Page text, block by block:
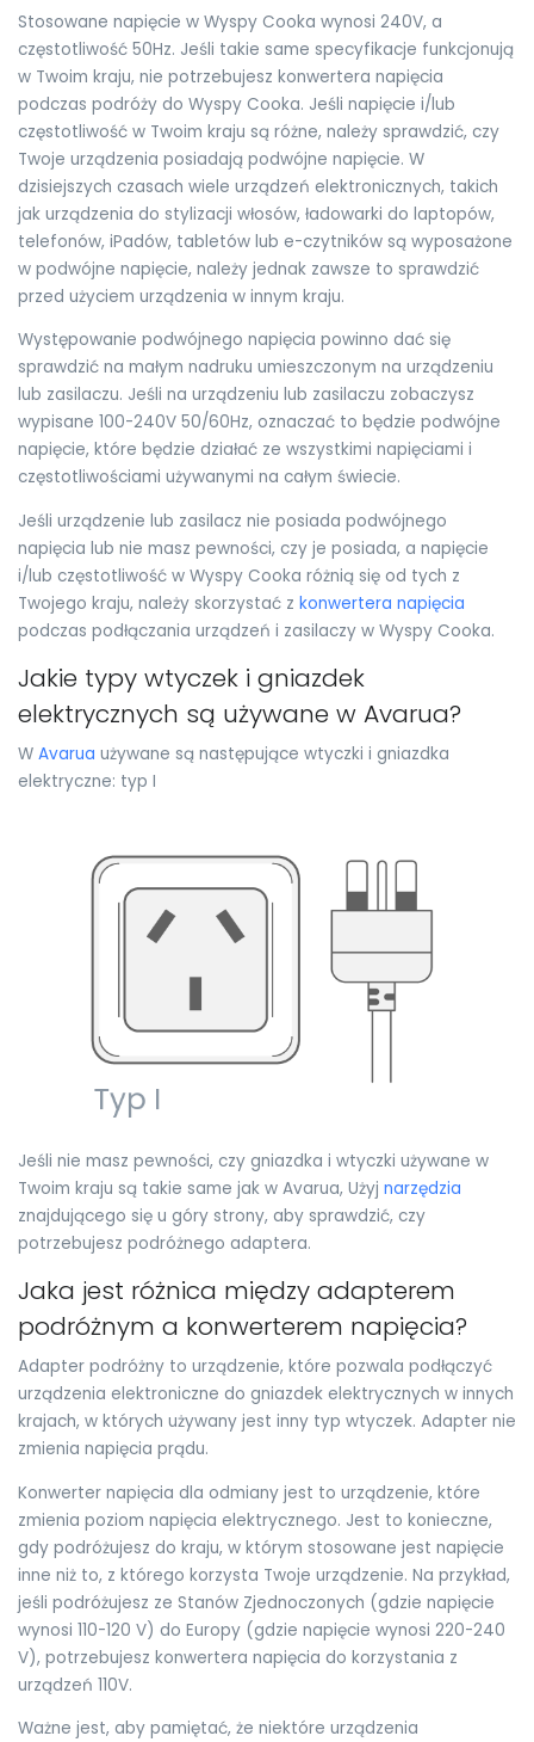
Stosowane napięcie w Wyspy Cooka wynosi 240V, a
częstotliwość 50Hz. Jeśli takie same specyfikacje funkcjonują
w Twoim kraju, nie potrzebujesz konwertera napięcia
podczas podróży do Wyspy Cooka. Jeśli napięcie i/lub
częstotliwość w Twoim kraju są różne, należy sprawdzić, czy
Twoje urządzenia posiadają podwójne napięcie. W
dzisiejszych czasach wiele urządzeń elektronicznych, takich
jak urządzenia do stylizacji włosów, ładowarki do laptopów,
telefonów, iPadów, tabletów lub e-czytników są wyposażone
w podwójne napięcie, należy jednak zawsze to sprawdzić
przed użyciem urządzenia w innym kraju.
Występowanie podwójnego napięcia powinno dać się
sprawdzić na małym nadruku umieszczonym na urządzeniu
lub zasilaczu. Jeśli na urządzeniu lub zasilaczu zobaczysz
wypisane 100-240V 50/60Hz, oznaczać to będzie podwójne
napięcie, które będzie działać ze wszystkimi napięciami i
częstotliwościami używanymi na całym świecie.
Jeśli urządzenie lub zasilacz nie posiada podwójnego
napięcia lub nie masz pewności, czy je posiada, a napięcie
i/lub częstotliwość w Wyspy Cooka różnią się od tych z
Twojego kraju, należy skorzystać z konwertera napięcia
podczas podłączania urządzeń i zasilaczy w Wyspy Cooka.
Jakie typy wtyczek i gniazdek
elektrycznych są używane w Avarua?
W Avarua używane są następujące wtyczki i gniazdka
elektryczne: typ I
Jeśli nie masz pewności, czy gniazdka i wtyczki używane w
Twoim kraju są takie same jak w Avarua, Użyj narzędzia
znajdującego się u góry strony, aby sprawdzić, czy
potrzebujesz podróżnego adaptera.
Jaka jest różnica między adapterem
podróżnym a konwerterem napięcia?
Adapter podróżny to urządzenie, które pozwala podłączyć
urządzenia elektroniczne do gniazdek elektrycznych w innych
krajach, w których używany jest inny typ wtyczek. Adapter nie
zmienia napięcia prądu.
Konwerter napięcia dla odmiany jest to urządzenie, które
zmienia poziom napięcia elektrycznego. Jest to konieczne,
gdy podróżujesz do kraju, w którym stosowane jest napięcie
inne niż to, z którego korzysta Twoje urządzenie. Na przykład,
jeśli podróżujesz ze Stanów Zjednoczonych (gdzie napięcie
wynosi 110-120 V) do Europy (gdzie napięcie wynosi 220-240
V), potrzebujesz konwertera napięcia do korzystania z
urządzeń 110V.
Ważne jest, aby pamiętać, że niektóre urządzenia